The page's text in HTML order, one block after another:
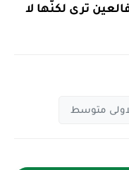
ترى لكنّها لا
متوسط